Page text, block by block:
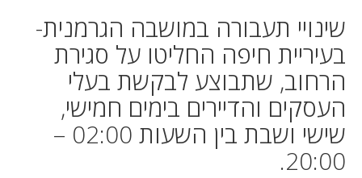
שינויי תעבורה במושבה הגרמנית-
בעיריית חיפה החליטו על סגירת
הרחוב, שתבוצע לבקשת בעלי
העסקים והדיירים בימים חמישי,
שישי ושבת בין השעות 02:00 –
20:00.